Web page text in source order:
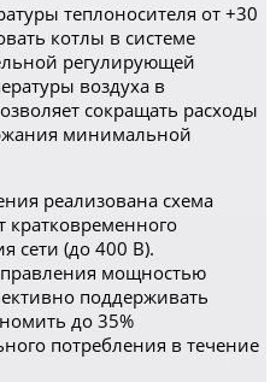
теплоносителя от +30
котлы в системе
регулирующей
воздуха в
сокращать расходы
минимальной
реализована схема
кратковременного
сети (до 400 В).
мощностью
поддерживать
до 35%
потребления в течение